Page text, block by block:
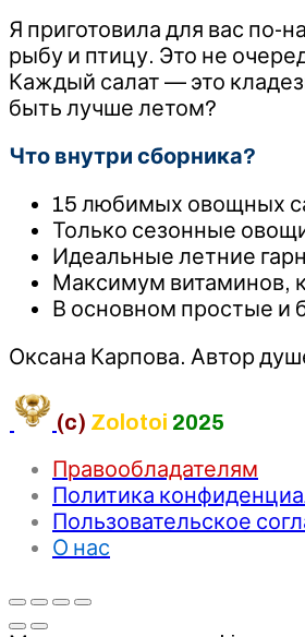
Я приготовила для вас по-
рыбу и птицу. Это не
Каждый салат — это
быть лучше летом?
Что внутри сборника?
15 любимых овощных
Только сезонные
Идеальные летние
Максимум витаминов,
В основном простые и
Оксана Карпова. Автор
(c) Zolotoi 2025
Правообладателям
Политика
Пользовательское
О нас